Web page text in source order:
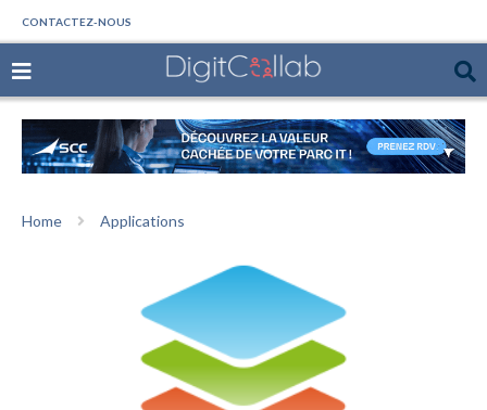
CONTACTEZ-NOUS
Home Applications